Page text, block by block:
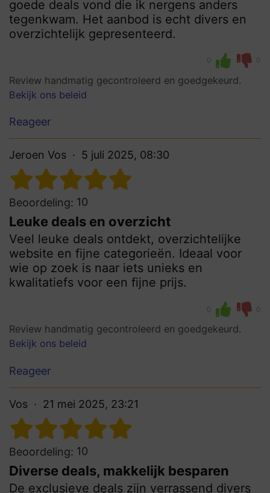
goede deals vond die ik nergens anders
tegenkwam. Het aanbod is echt divers en
overzichtelijk gepresenteerd.
0 0
Review handmatig gecontroleerd en goedgekeurd.
Bekijk ons beleid
Reageer
Jeroen Vos 5 juli 2025, 08:30
Beoordeling: 10
Leuke deals en overzicht
Veel leuke deals ontdekt, overzichtelijke
website en fijne categorieën. Ideaal voor
wie op zoek is naar iets unieks en
kwalitatiefs voor een fijne prijs.
0 0
Review handmatig gecontroleerd en goedgekeurd.
Bekijk ons beleid
Reageer
Vos 21 mei 2025, 23:21
Beoordeling: 10
Diverse deals, makkelijk besparen
De exclusieve deals zijn verrassend divers